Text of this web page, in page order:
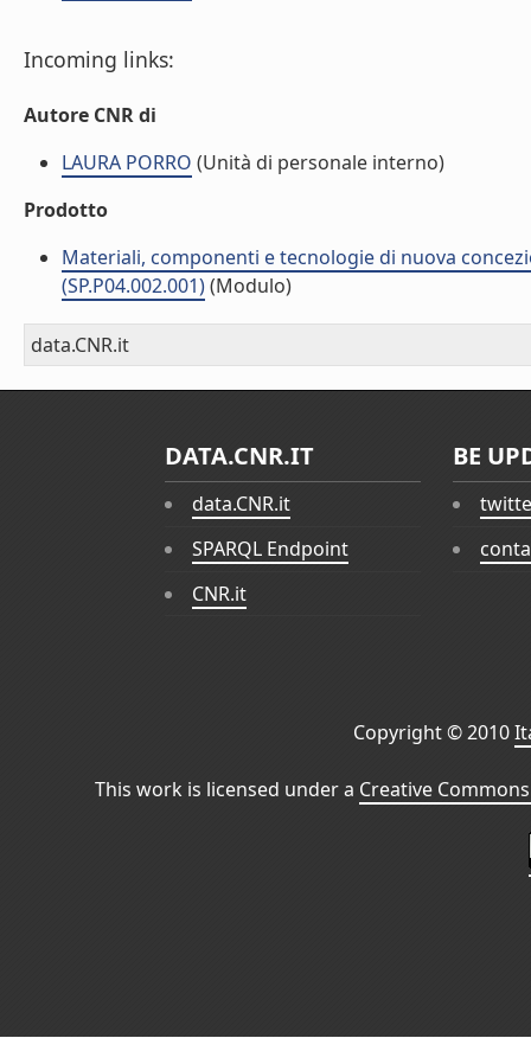
Incoming links:
Autore CNR di
LAURA PORRO (Unità di personale interno)
Prodotto
Materiali, componenti e tecnologie di nuova
(SP.P04.002.001)(Modulo)
data.CNR.it
DATA.CNR.IT
data.CNR.it
SPARQL Endpoint
CNR.it
BE
Copyright © 2010
This work is licensed under a Creative